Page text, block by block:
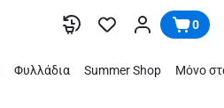
0
Φυλλάδια Summer Shop Μόνο